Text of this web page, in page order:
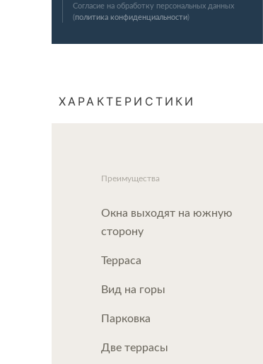
Согласие на обработку персональных данных
(политика конфиденциальности)
ХАРАКТЕРИСТИКИ
Преимущества
Окна выходят на южную
сторону
Терраса
Вид на горы
Парковка
Две террасы